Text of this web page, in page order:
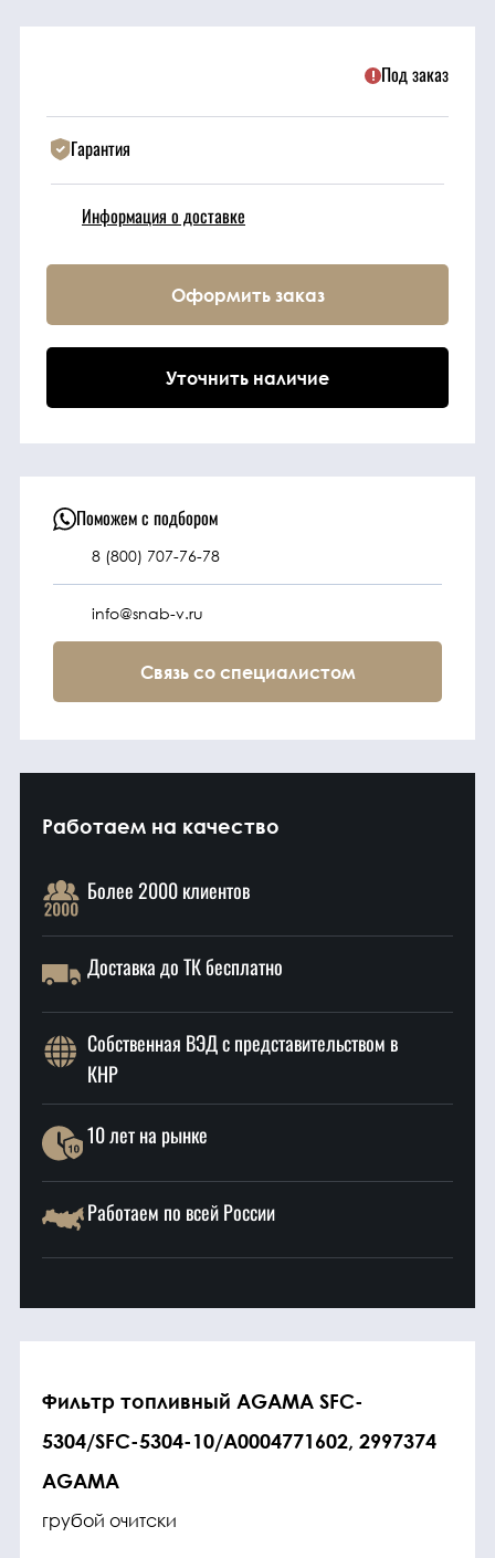
элементы
Ходовые части
Электрическая
Под заказ
Гарантия
Информация о доставке
Оформить заказ
Уточнить наличие
Поможем с подбором
8 (800) 707-76-78
info@snab-v.ru
Связь со специалистом
Работаем на качество
Более 2000 клиентов
Доставка до ТК бесплатно
Собственная ВЭД с представительством в
КНР
10 лет на рынке
Работаем по всей России
Фильтр топливный AGAMA SFC-
5304/SFC-5304-10/A0004771602, 2997374
AGAMA
грубой очитски